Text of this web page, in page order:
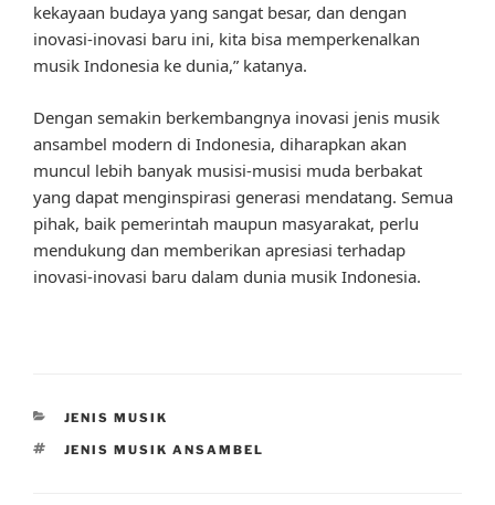
kekayaan budaya yang sangat besar, dan dengan
inovasi-inovasi baru ini, kita bisa memperkenalkan
musik Indonesia ke dunia,” katanya.
Dengan semakin berkembangnya inovasi jenis musik
ansambel modern di Indonesia, diharapkan akan
muncul lebih banyak musisi-musisi muda berbakat
yang dapat menginspirasi generasi mendatang. Semua
pihak, baik pemerintah maupun masyarakat, perlu
mendukung dan memberikan apresiasi terhadap
inovasi-inovasi baru dalam dunia musik Indonesia.
CATEGORIES
JENIS MUSIK
TAGS
JENIS MUSIK ANSAMBEL